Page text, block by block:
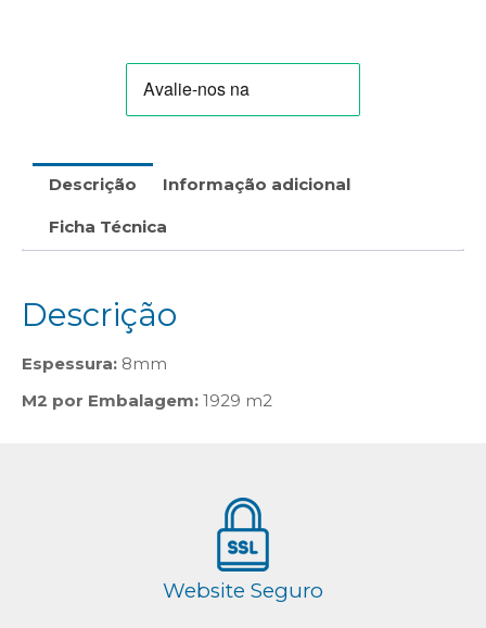
Descrição Informação adicional
Ficha Técnica
Descrição
Espessura: 8mm
M2 por Embalagem: 1929 m2
Website Seguro